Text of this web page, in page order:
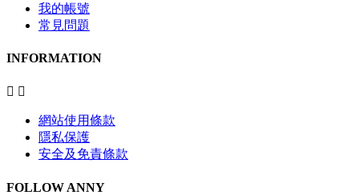
我的帳號
常見問題
INFORMATION
 
網站使用條款
隱私保護
安全及免責條款
FOLLOW ANNY